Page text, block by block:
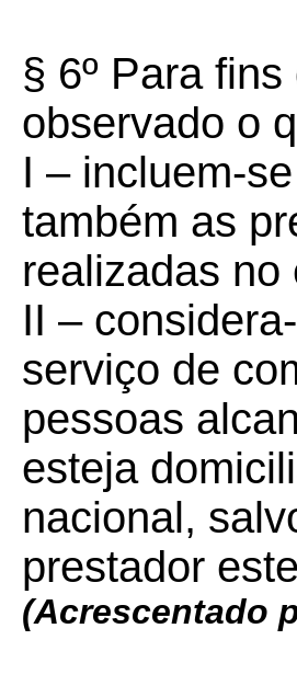
§ 6º Para
observado o
I – incluem-
também as
realizadas no
II –
serviço de
pessoas
esteja
nacional,
prestador
(Acrescentado